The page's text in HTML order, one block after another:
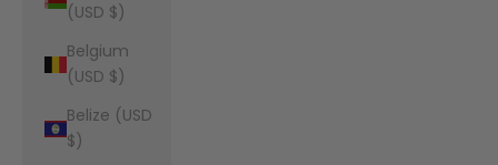
(USD $)
Belgium
(USD $)
Belize (USD
$)